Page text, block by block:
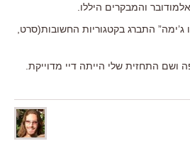
והמבקרים היללו.
התברג בקטגוריות החשובות(סרט,
ושם התחזית שלי הייתה דיי מדוייקת.